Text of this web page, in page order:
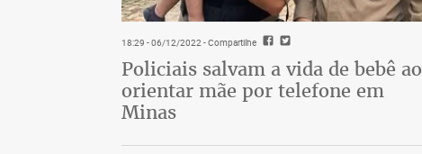
18:29 - 06/12/2022- Compartilhe
Policiais salvam a vida de bebê ao
orientar mãe por telefone em
Minas